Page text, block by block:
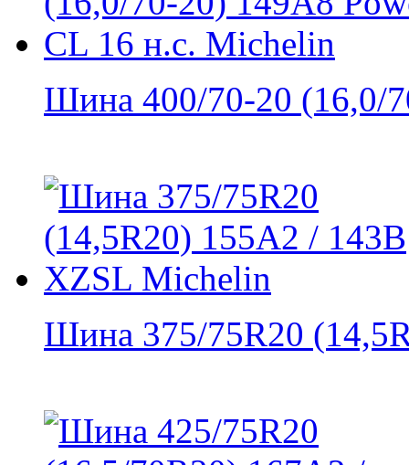
Шина 400/70-20 (16,0/
Шина 375/75R20